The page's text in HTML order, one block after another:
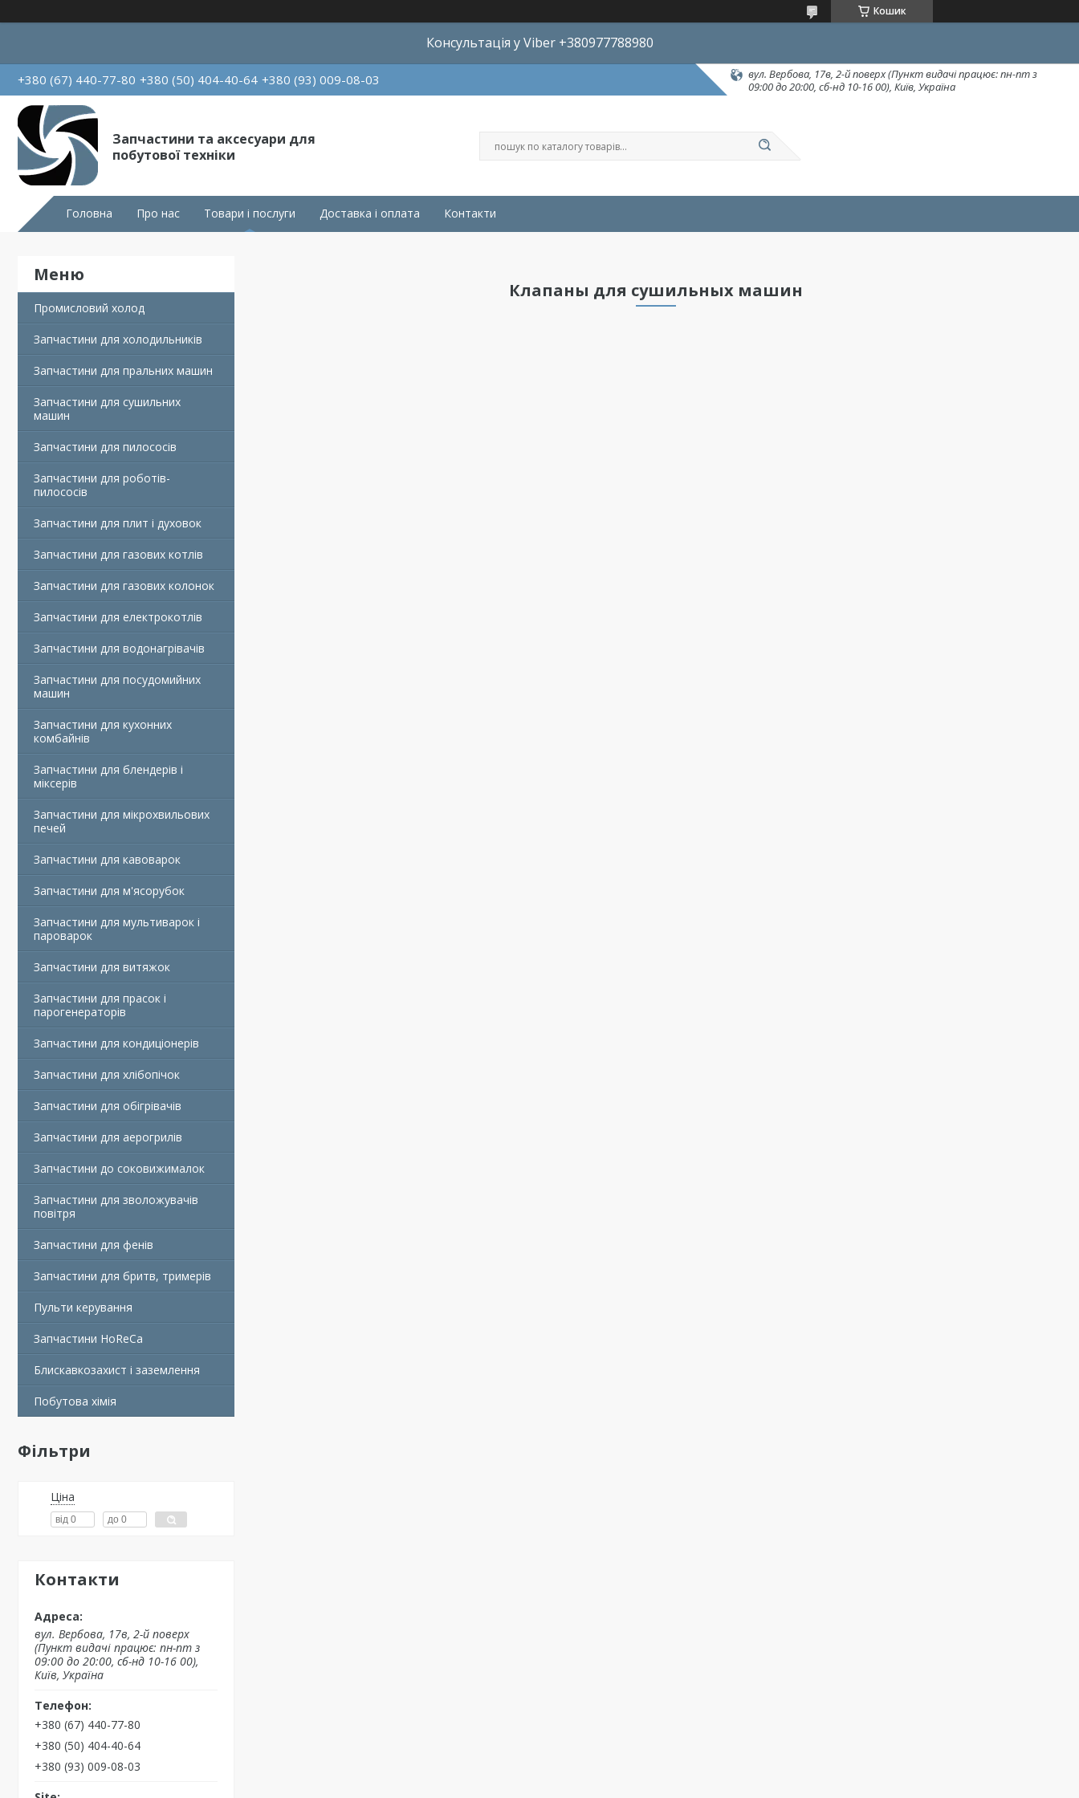
Кошик
Консультація у Viber +380977788980
+380 (67) 440-77-80 +380 (50) 404-40-64 +380 (93) 009-08-03
вул. Вербова, 17в, 2-й поверх (Пункт видачі працює: пн-пт з
09:00 до 20:00, сб-нд 10-16 00), Київ, Україна
Запчастини та аксесуари для
побутової техніки
Головна Про нас Товари і послуги Доставка і оплата Контакти
Промисловий холод
Запчастини для холодильників
Запчастини для пральних машин
Запчастини для сушильних
машин
Запчастини для пилососів
Запчастини для роботів-
пилососів
Запчастини для плит і духовок
Запчастини для газових котлів
Запчастини для газових колонок
Запчастини для електрокотлів
Запчастини для водонагрівачів
Запчастини для посудомийних
машин
Запчастини для кухонних
комбайнів
Запчастини для блендерів і
міксерів
Запчастини для мікрохвильових
печей
Запчастини для кавоварок
Запчастини для м'ясорубок
Запчастини для мультиварок і
пароварок
Запчастини для витяжок
Запчастини для прасок і
парогенераторів
Запчастини для кондиціонерів
Запчастини для хлібопічок
Запчастини для обігрівачів
Запчастини для аерогрилів
Запчастини до соковижималок
Запчастини для зволожувачів
повітря
Запчастини для фенів
Запчастини для бритв, тримерів
Пульти керування
Запчастини HoReCa
Блискавкозахист і заземлення
Побутова хімія
Фільтри
Ціна
Контакти
вул. Вербова, 17в, 2-й поверх
(Пункт видачі працює: пн-пт з
09:00 до 20:00, сб-нд 10-16 00),
Київ, Україна
+380 (67) 440-77-80
+380 (50) 404-40-64
+380 (93) 009-08-03
Клапаны для сушильных машин